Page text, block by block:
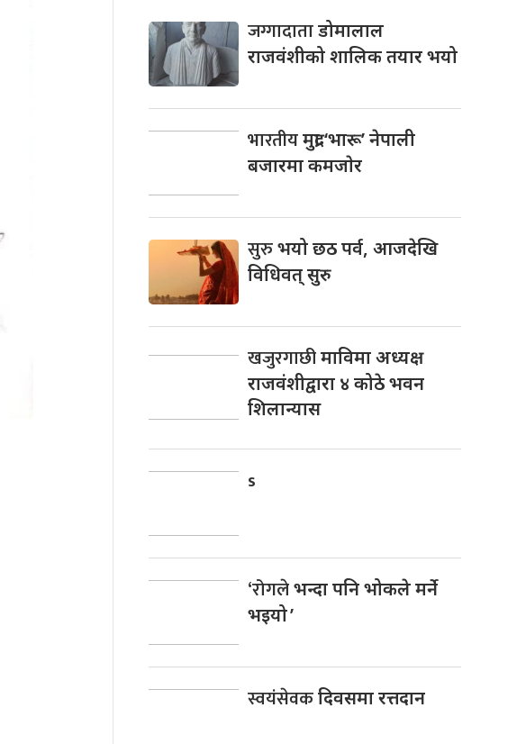
जग्गादाताडोमालाल
राजवंशीको शालिक तयार भयो
भारतीयमुद्रा ‘भारू’ नेपाली
बजारमा कमजाेर
सुरुभयो छठ पर्व, आजदेखि
विधिवत् सुरु
खजुरगाछीमाविमा अध्यक्ष
राजवंशीद्वारा ४ कोठे भवन
शिलान्यास
s
‘रोगलेभन्दा पनि भोकले मर्ने
भइयो ’
स्वयंसेवकदिवसमा रत्तदान